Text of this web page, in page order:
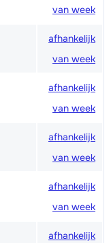
van week
afhankelijk
van week
afhankelijk
van week
afhankelijk
van week
afhankelijk
van week
afhankelijk